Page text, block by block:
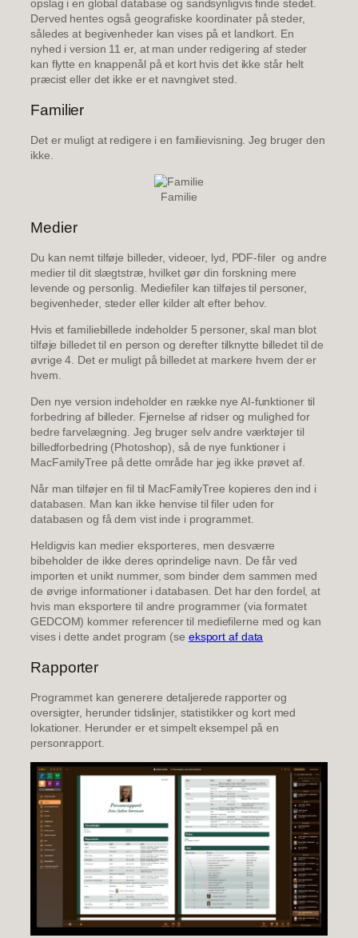
opslag i en global database og sandsynligvis finde stedet.
Derved hentes også geografiske koordinater på steder,
således at begivenheder kan vises på et landkort. En
nyhed i version 11 er, at man under redigering af steder
kan flytte en knappenål på et kort hvis det ikke står helt
præcist eller det ikke er et navngivet sted.
Familier
Det er muligt at redigere i en familievisning. Jeg bruger den
ikke.
Familie
Medier
Du kan nemt tilføje billeder, videoer, lyd, PDF-filer og andre
medier til dit slægtstræ, hvilket gør din forskning mere
levende og personlig. Mediefiler kan tilføjes til personer,
begivenheder, steder eller kilder alt efter behov.
Hvis et familiebillede indeholder 5 personer, skal man blot
tilføje billedet til en person og derefter tilknytte billedet til de
øvrige 4. Det er muligt på billedet at markere hvem der er
hvem.
Den nye version indeholder en række nye AI-funktioner til
forbedring af billeder. Fjernelse af ridser og mulighed for
bedre farvelægning. Jeg bruger selv andre værktøjer til
billedforbedring (Photoshop), så de nye funktioner i
MacFamilyTree på dette område har jeg ikke prøvet af.
Når man tilføjer en fil til MacFamilyTree kopieres den ind i
databasen. Man kan ikke henvise til filer uden for
databasen og få dem vist inde i programmet.
Heldigvis kan medier eksporteres, men desværre
bibeholder de ikke deres oprindelige navn. De får ved
importen et unikt nummer, som binder dem sammen med
de øvrige informationer i databasen. Det har den fordel, at
hvis man eksportere til andre programmer (via formatet
GEDCOM) kommer referencer til mediefilerne med og kan
vises i dette andet program (se eksport af data
Rapporter
Programmet kan generere detaljerede rapporter og
oversigter, herunder tidslinjer, statistikker og kort med
lokationer. Herunder er et simpelt eksempel på en
personrapport.